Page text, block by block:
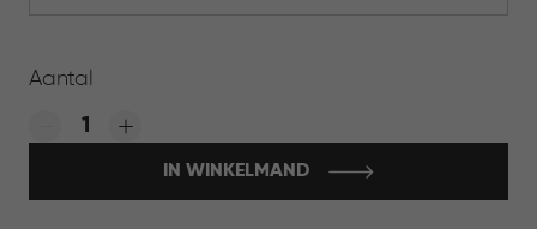
Aantal
Quantity:
IN WINKELMAND